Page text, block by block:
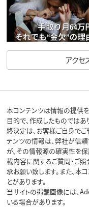
アクセ
本コンテンツは情報の提供
目的で、作成したものでは
終決定は、お客様ご自身でご
テンツの情報は、弊社が信
が、その情報源の確実性を
載内容に関するご質問・ご
承お願い致します。また、本
とがあります。
当サイトの掲載画像には、
いる場合があります。